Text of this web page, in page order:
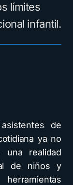
límites
infantil.
de
ya no
realidad
de niños y